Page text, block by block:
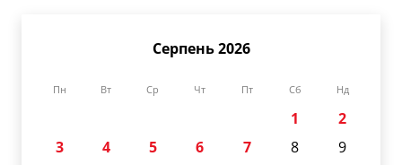
Серпень 2026
Пн Вт Ср Чт Пт Сб Нд
1
2
3
4 5 6 7 8
9